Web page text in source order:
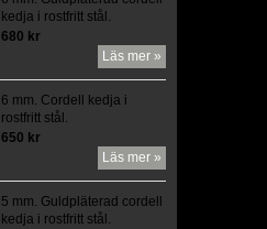
kedja i rostfritt stål.
680 kr
Läs mer »
6 mm. Cordell kedja i
rostfritt stål.
650 kr
Läs mer »
5 mm. Guldpläterad cordell
kedja i rostfritt stål.